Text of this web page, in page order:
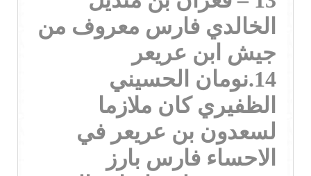
الخالدي فارس معروف من
جيش ابن عريعر
14.نومان الحسيني
الظفيري كان ملازما
لسعدون بن عريعر في
الاحساء فارس بارز